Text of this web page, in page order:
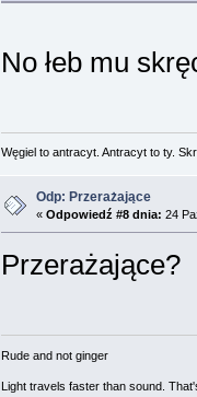
No łeb mu
Węgiel to antracyt. Antracyt to ty.
Odp: Przerażające
« Odpowiedź #8 dnia: 24
Przerażające?
Rude and not ginger
Light travels faster than sound.